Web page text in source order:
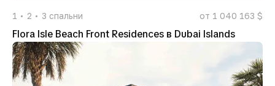
1 2 3 спальни от 1 040 163 $
Flora Isle Beach Front Residences в Dubai Islands